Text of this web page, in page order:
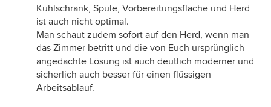
Kühlschrank, Spüle, Vorbereitungsfläche und Herd
ist auch nicht optimal.
Man schaut zudem sofort auf den Herd, wenn man
das Zimmer betritt und die von Euch ursprünglich
angedachte Lösung ist auch deutlich moderner und
sicherlich auch besser für einen flüssigen
Arbeitsablauf.